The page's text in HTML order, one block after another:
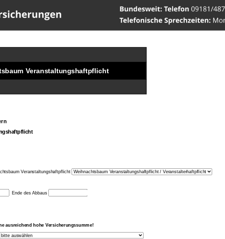
Veranstaltungshaftpflicht
Veranstaltungshaftpflicht
Ende des Abbaus
ausreichend hohe Versicherungssumme!